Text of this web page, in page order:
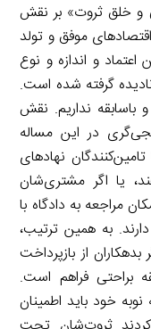
و خلق ثروت» بر نقش
موفق و تولد
اعتماد و اندازه و نوع
گرفته شده است.
باسابقه نداریم. نقش
در این مساله
نهادهای
یا اگر مشتری‌شان
مراجعه به دادگاه با
به همین ترتیب،
از بازپرداخت
براحتی فراهم است.
خود باید اطمینان